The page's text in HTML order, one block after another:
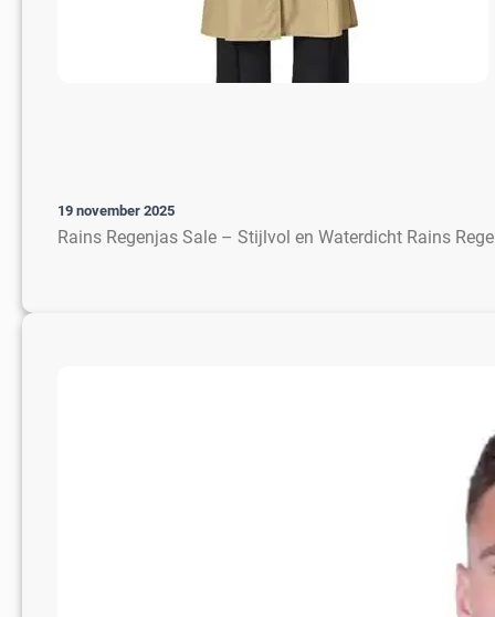
19 november 2025
Rains Regenjas Sale – Stijlvol en Waterdicht Rains